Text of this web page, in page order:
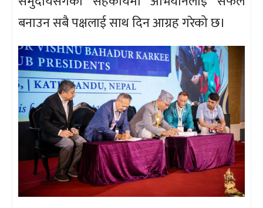
बनाउन सबै पक्षलाई साथ दिन आग्रह गरेको छ।